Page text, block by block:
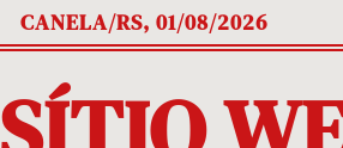
CANELA/RS, 01/08/2026